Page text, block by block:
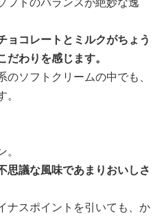
ョコレートとミルクがちょう
わりを感じます。
ソフトクリームの中でも、
思議な風味であまりおいしさ
ナスポイントを引いても、か